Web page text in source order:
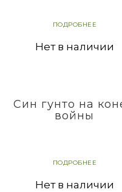
ПОДРОБНЕЕ
Нет в наличии
Син гунто на
войны
ПОДРОБНЕЕ
Нет в наличии